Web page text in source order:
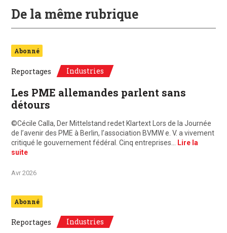
De la même rubrique
Abonné
Reportages Industries
Les PME allemandes parlent sans
détours
©Cécile Calla, Der Mittelstand redet Klartext Lors de la Journée
de l’avenir des PME à Berlin, l’association BVMW e. V. a vivement
critiqué le gouvernement fédéral. Cinq entreprises…
Lire la
suite
Avr 2026
Abonné
Reportages Industries